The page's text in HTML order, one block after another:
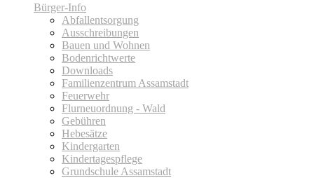
Bürger-Info
Abfallentsorgung
Ausschreibungen
Bauen und Wohnen
Bodenrichtwerte
Downloads
Familienzentrum Assamstadt
Feuerwehr
Flurneuordnung - Wald
Gebühren
Hebesätze
Kindergarten
Kindertagespflege
Grundschule Assamstadt